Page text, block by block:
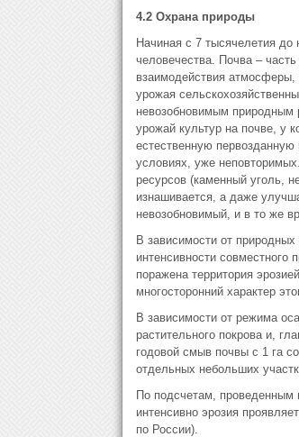
4.2 Охрана природы
Начиная с 7 тысячелетия до
человечества. Почва –
взаимодействия
урожая
невозобновимым
урожай культур на почве, у
естественную
условиях, уже
ресурсов (каменный уголь,
изнашивается, а даже
невозобновимый, и в то же
В зависимости от природных
интенсивности
поражена территория
многосторонний характер
В зависимости от режима
растительного покрова и,
годовой смыв почвы с 1 га
отдельных небольших
По подсчетам, проведенным
интенсивно эрозия
по России).